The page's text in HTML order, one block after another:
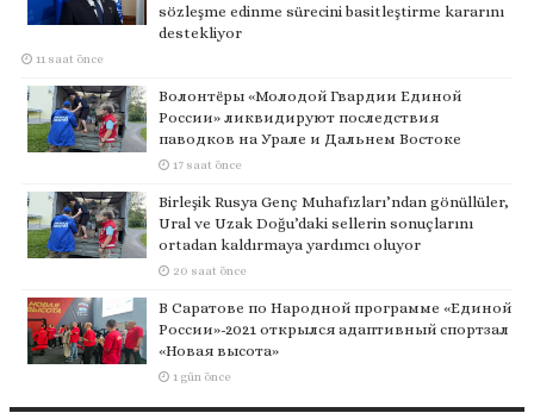
sözleşme edinme sürecini basitleştirme kararını
destekliyor
11 saat önce
Волонтёры «Молодой Гвардии Единой
России» ликвидируют последствия
паводков на Урале и Дальнем Востоке
17 saat önce
Birleşik Rusya Genç Muhafızları’ndan gönüllüler,
Ural ve Uzak Doğu’daki sellerin sonuçlarını
ortadan kaldırmaya yardımcı oluyor
20 saat önce
В Саратове по Народной программе «Единой
России»-2021 открылся адаптивный спортзал
«Новая высота»
1 gün önce